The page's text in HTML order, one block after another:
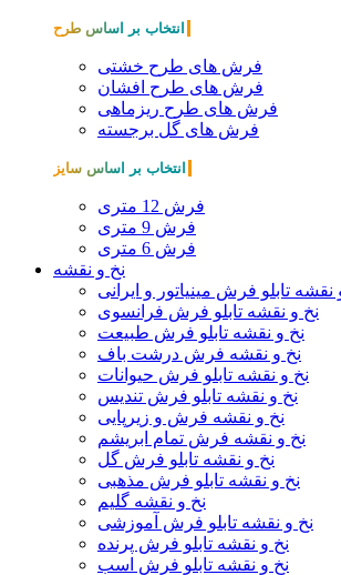
انتخاب بر اساس طرح
فرش های طرح خشتی
فرش های طرح افشان
فرش های طرح ریزماهی
فرش های گل برجسته
انتخاب بر اساس سایز
فرش 12 متری
فرش 9 متری
فرش 6 متری
نخ و نقشه
نقشه تابلو فرش مینیاتور و ایرانی
نخ و نقشه تابلو فرش فرانسوی
نخ و نقشه تابلو فرش طبیعت
نخ و نقشه فرش درشت باف
نخ و نقشه تابلو فرش حیوانات
نخ و نقشه تابلو فرش تندیس
نخ و نقشه فرش و زیرپایی
نخ و نقشه فرش تمام ابریشم
نخ و نقشه تابلو فرش گل
نخ و نقشه تابلو فرش مذهبی
نخ و نقشه گلیم
نخ و نقشه تابلو فرش آموزشی
نخ و نقشه تابلو فرش پرنده
نخ و نقشه تابلو فرش اسب